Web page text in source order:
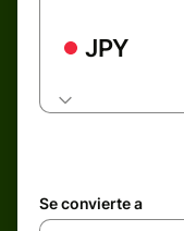
JPY
Se convierte a